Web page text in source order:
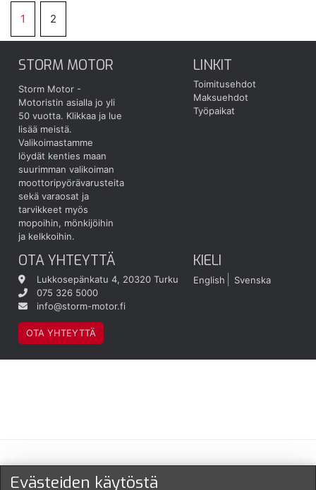
1 2
STORM MOTOR
Storm Motor -
Motoristin asialla jo yli
50 vuotta. Klikkaa ja lue
lisää meistä.
Valikoimastamme
löydät kenties maan
suurimman valikoiman
moottoripyörävarusteita
sekä varaosat ja
tarvikkeet myös
mopoihin, mönkijöihin
ja kelkkoihin.
LINKIT
Toimitusehdot
Maksuehdot
Työpaikat
OTA YHTEYTTÄ
Lukkosepänkatu 4, 20320 Turku
075 326 5000
info@storm-motor.fi
OTA YHTEYTTÄ
KIELI
English Svenska
Maksu- ja toimitustavat
Evästeiden käytöstä